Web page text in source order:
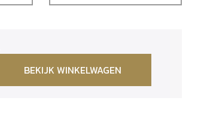
BEKIJK WINKELWAGEN